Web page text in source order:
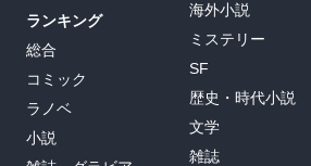
ランキング
総合
コミック
ラノベ
小説
海外小説
ミステリー
SF
歴史・時代小説
文学
雑誌